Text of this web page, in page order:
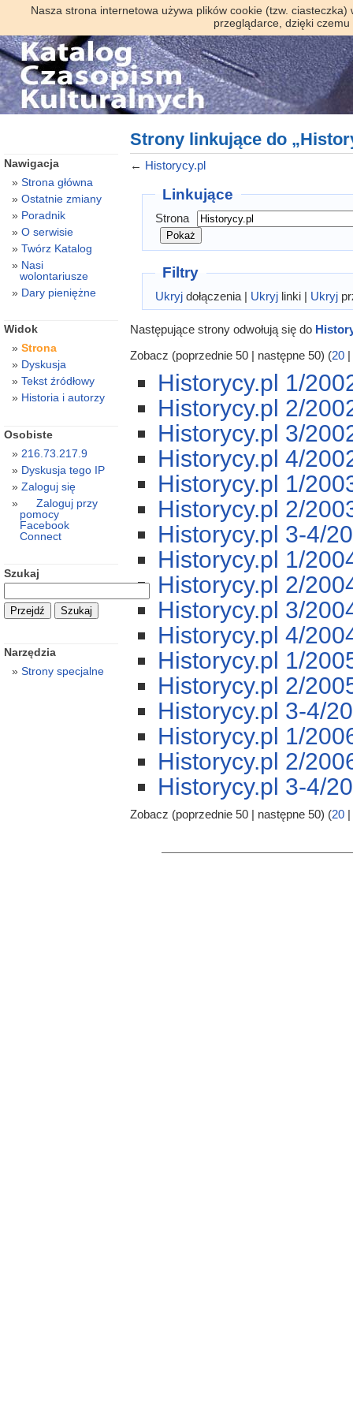
Nasza strona internetowa używa plików cookie (tzw.
przeglądarce, dzięki
Strony linkujące do
← Historycy.pl
Linkujące
Strona
Filtry
Ukryjdołączenia | Ukryjlinki | Ukryj
Następujące strony odwołują się do
Zobacz (poprzednie 50 | następne 50) (20|
Historycy.pl 1/
Historycy.pl 2/
Historycy.pl 3/
Historycy.pl 4/
Historycy.pl 1/
Historycy.pl 2/
Historycy.pl 3-4/
Historycy.pl 1/
Historycy.pl 2/
Historycy.pl 3/
Historycy.pl 4/
Historycy.pl 1/
Historycy.pl 2/
Historycy.pl 3-4/
Historycy.pl 1/
Historycy.pl 2/
Historycy.pl 3-4/
Zobacz (poprzednie 50 | następne 50) (20|
Nawigacja
Strona główna
Ostatnie zmiany
Poradnik
O serwisie
Twórz Katalog
Nasi
wolontariusze
Dary pieniężne
Widok
Strona
Dyskusja
Tekst źródłowy
Historia i autorzy
Osobiste
216.73.217.9
Dyskusja tego IP
Zaloguj się
Zaloguj przy
pomocy
Facebook
Connect
Szukaj
Narzędzia
Strony specjalne